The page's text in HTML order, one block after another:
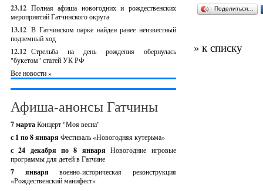
23.12 Полная афиша новогодних и рождественских
мероприятий Гатчинского округа
13.12 В Гатчинском парке найден ранее неизвестный
подземный ход
12.12 Стрельба на день рождения обернулась
"букетом" статей УК РФ
Все новости »
Афиша-анонсы Гатчины
7 мартаКонцерт "Моя весна"
с 1 по 8 января Фестиваль «Новогодняя кутерьма»
с 24 декабря по 8 январяНовогодние игровые
программы для детей в Гатчине
7 январявоенно-историческая реконструкция
«Рождественский манифест»
Поделиться…
» к списку